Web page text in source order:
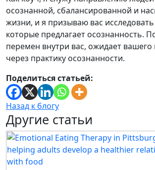
осознанной, сбалансированной и
жизни, и я призываю вас
которые предлагает осознанность.
перемен внутри вас, ожидает
через практику осознанности.
Поделиться статьей:
Назад к блогу
Другие статьи